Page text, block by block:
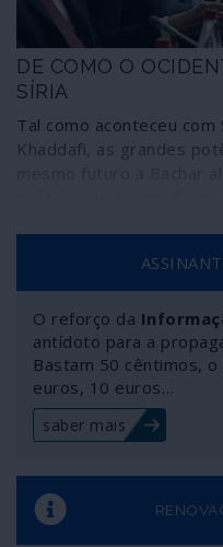
DE COMO O
SÍRIA
Tal como aconteceu com
Khaddafi, as grandes
morte e, apesar disso,
vencedor do conflito e
potência, a Rússia. Mais
desejos por realidades,
acontecimentos ao
isso custou milhões de
e deixou um país e um
O reforço da
antídoto para a
Bastam 50 cêntimos,
euros, 10 euros…
saber mais